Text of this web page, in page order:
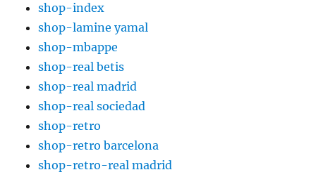
shop-index
shop-lamine yamal
shop-mbappe
shop-real betis
shop-real madrid
shop-real sociedad
shop-retro
shop-retro barcelona
shop-retro-real madrid